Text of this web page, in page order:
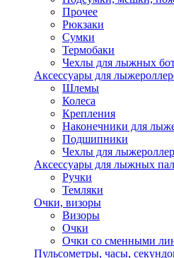
Прочее
Рюкзаки
Сумки
Термобаки
Чехлы для лыжных
Аксессуары для
Шлемы
Колеса
Крепления
Наконечники для
Подшипники
Чехлы для
Аксессуары для лыжных
Ручки
Темляки
Очки, визоры
Визоры
Очки
Очки со сменными
Пульсометры, часы,